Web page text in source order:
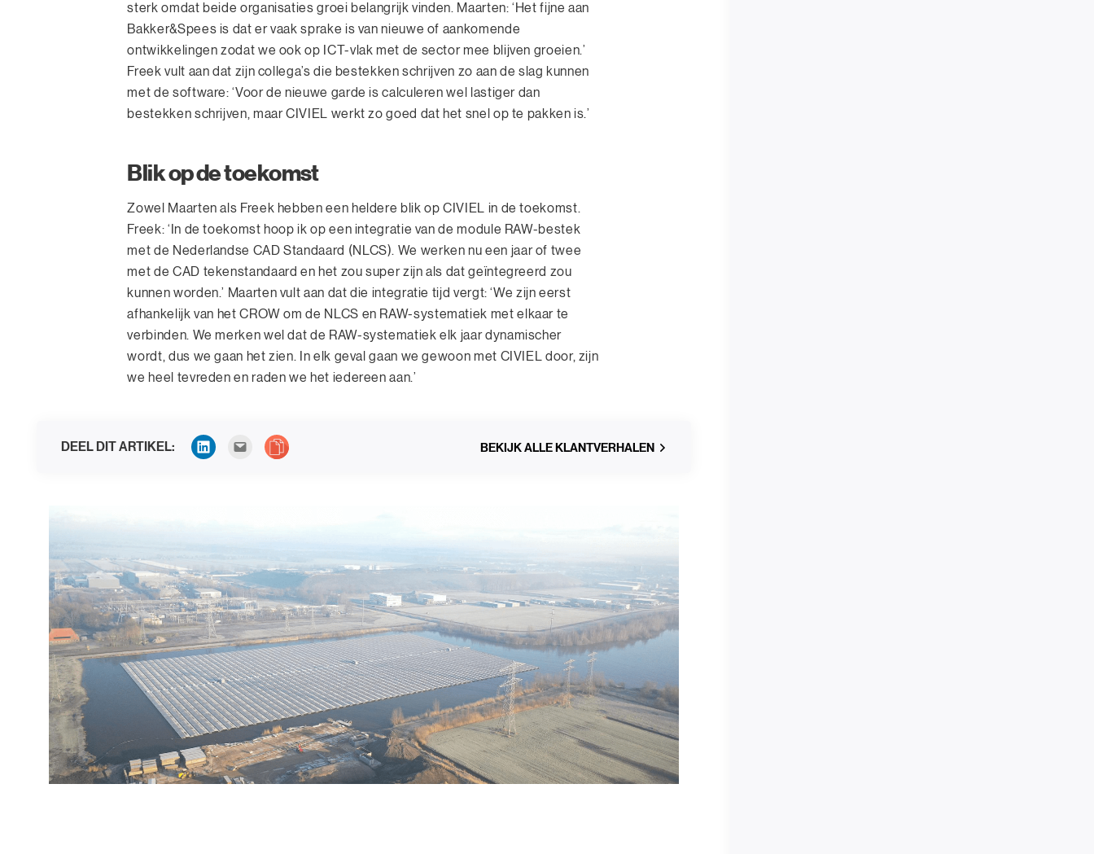
sterk omdat beide organisaties groei belangrijk vinden. Maarten: ‘Het fijne aan
Bakker&Spees is dat er vaak sprake is van nieuwe of aankomende
ontwikkelingen zodat we ook op ICT-vlak met de sector mee blijven groeien.’
Freek vult aan dat zijn collega’s die bestekken schrijven zo aan de slag kunnen
met de software: ‘Voor de nieuwe garde is calculeren wel lastiger dan
bestekken schrijven, maar CIVIEL werkt zo goed dat het snel op te pakken is.’
Blik op de toekomst
Zowel Maarten als Freek hebben een heldere blik op CIVIEL in de toekomst.
Freek: ‘In de toekomst hoop ik op een integratie van de module RAW-bestek
met de Nederlandse CAD Standaard (NLCS). We werken nu een jaar of twee
met de CAD tekenstandaard en het zou super zijn als dat geïntegreerd zou
kunnen worden.’ Maarten vult aan dat die integratie tijd vergt: ‘We zijn eerst
afhankelijk van het CROW om de NLCS en RAW-systematiek met elkaar te
verbinden. We merken wel dat de RAW-systematiek elk jaar dynamischer
wordt, dus we gaan het zien. In elk geval gaan we gewoon met CIVIEL door, zijn
we heel tevreden en raden we het iedereen aan.’
DEEL DIT ARTIKEL: BEKIJK ALLE KLANTVERHALEN